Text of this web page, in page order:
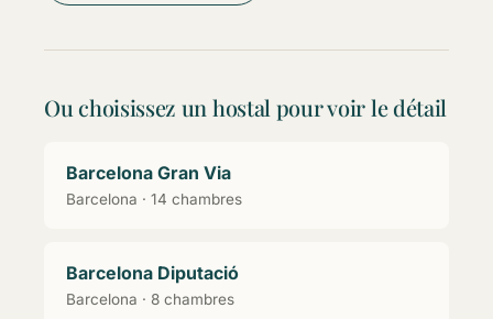
Ou choisissez un hostal pour voir le détail
Barcelona Gran Via
Barcelona · 14 chambres
Barcelona Diputació
Barcelona · 8 chambres